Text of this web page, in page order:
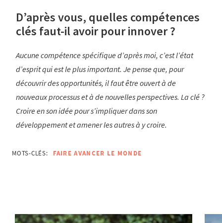
D’après vous, quelles compétences
clés faut-il avoir pour innover ?
Aucune compétence spécifique d’après moi, c’est l’état
d’esprit qui est le plus important. Je pense que, pour
découvrir des opportunités, il faut être ouvert à de
nouveaux processus et à de nouvelles perspectives. La clé ?
Croire en son idée pour s’impliquer dans son
développement et amener les autres à y croire.
MOTS-CLÉS: FAIRE AVANCER LE MONDE